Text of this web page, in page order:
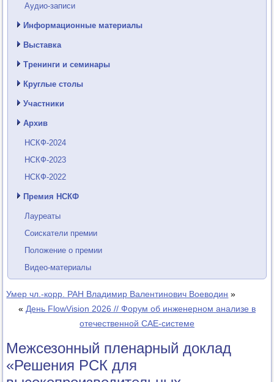
Аудио-записи
Информационные материалы
Выставка
Тренинги и семинары
Круглые столы
Участники
Архив
НСКФ-2024
НСКФ-2023
НСКФ-2022
Премия НСКФ
Лауреаты
Соискатели премии
Положение о премии
Видео-материалы
Умер чл.-корр. РАН Владимир Валентинович Воеводин »
« День FlowVision 2026 // Форум об инженерном анализе в
отечественной CAE-системе
Межсезонный пленарный доклад
«Решения РСК для